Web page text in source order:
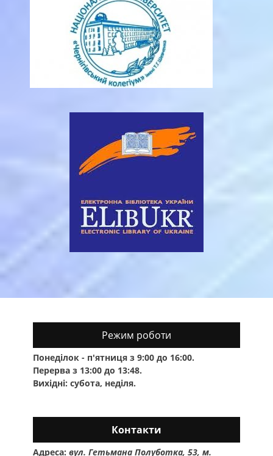
Режим роботи
Понеділок - п'ятниця з 9:00 до 16:00.
Перерва з 13:00 до 13:48.
Вихідні: субота, неділя.
Контакти
Адреса: вул. Гетьмана Полуботка, 53, м.